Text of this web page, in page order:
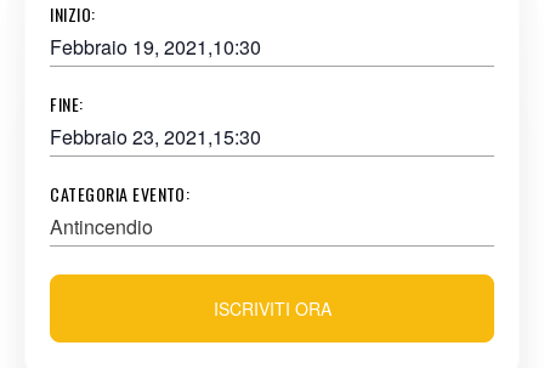
INIZIO:
Febbraio 19, 2021,10:30
FINE:
Febbraio 23, 2021,15:30
CATEGORIA EVENTO:
Antincendio
ISCRIVITI ORA